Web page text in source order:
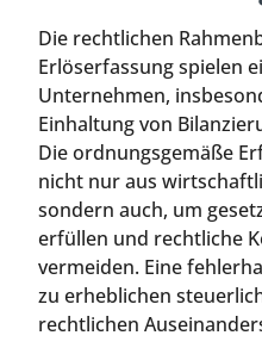
Die rechtlichen
Erlöserfassung spielen
Unternehmen,
Einhaltung von
Die ordnungsgemäße
nicht nur aus
sondern auch, um
erfüllen und rechtliche
vermeiden. Eine
zu erheblichen
rechtlichen